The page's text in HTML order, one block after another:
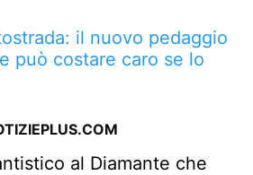
il nuovo pedaggio
può costare caro se lo
al Diamante che